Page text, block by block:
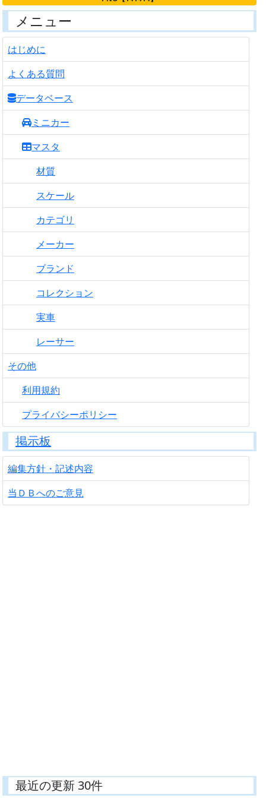
メニュー
はじめに
よくある質問
データベース
ミニカー
マスタ
材質
スケール
カテゴリ
メーカー
ブランド
コレクション
実車
レーサー
その他
利用規約
プライバシーポリシー
掲示板
編集方針・記述内容
当ＤＢへのご意見
最近の更新 30件